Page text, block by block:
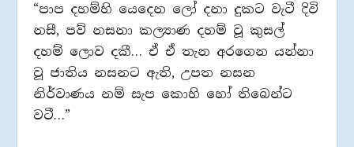
“පාප දහම්හි යෙදෙන ලෝ දනා දුකට වැටී දිවි
නසී, පව් නසනා කල්‍යාණ දහම් වූ කුසල්
දහම් ලොව දකී… ඒ ඒ තැන අරගෙන යන්නා
වූ ජාතිය නසනට ඇති, උපත නසන
නිර්වාණය නම් සැප කොහි හෝ තිබෙන්ට
වටී…”